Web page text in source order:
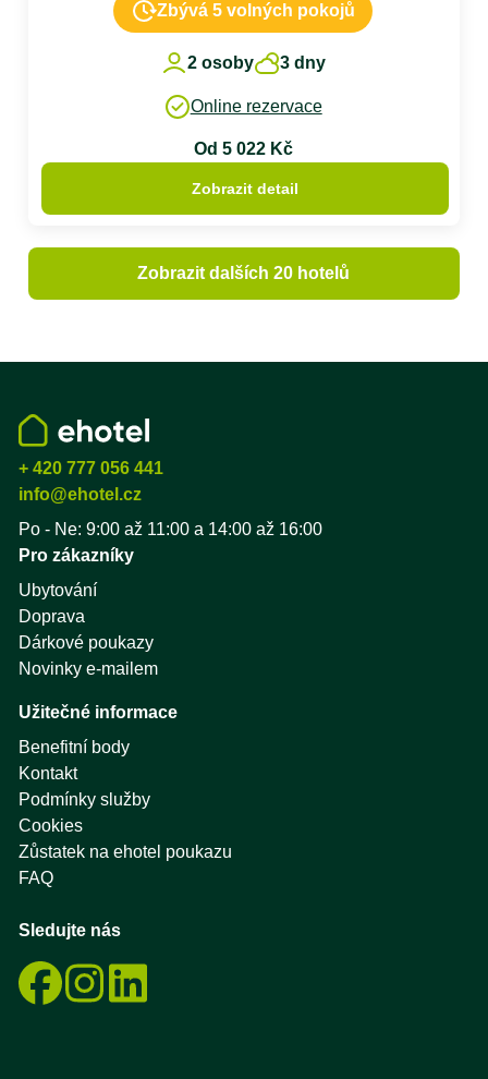
Zbývá 5 volných pokojů
2 osoby 3 dny
Online rezervace
Od 5 022 Kč
Zobrazit detail
Zobrazit dalších 20 hotelů
+ 420 777 056 441
info@ehotel.cz
Po - Ne: 9:00 až 11:00 a 14:00 až 16:00
Pro zákazníky
Ubytování
Doprava
Dárkové poukazy
Novinky e-mailem
Užitečné informace
Benefitní body
Kontakt
Podmínky služby
Cookies
Zůstatek na ehotel poukazu
FAQ
Sledujte nás